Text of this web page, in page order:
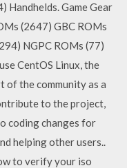
Handhelds. Game Gear
(2647) GBC ROMs
NGPC ROMs (77)
CentOS Linux, the
of the community as a
to the project,
coding changes for
helping other users..
to verify your iso